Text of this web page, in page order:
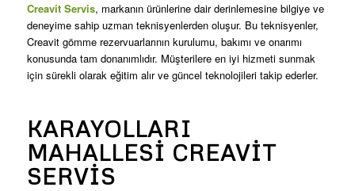
Creavit Servis, markanın ürünlerine dair derinlemesine bilgiye ve
deneyime sahip uzman teknisyenlerden oluşur. Bu teknisyenler,
Creavit gömme rezervuarlarının kurulumu, bakımı ve onarımı
konusunda tam donanımlıdır. Müşterilere en iyi hizmeti sunmak
için sürekli olarak eğitim alır ve güncel teknolojileri takip ederler.
KARAYOLLARI
MAHALLESI CREAVIT
SERVIS